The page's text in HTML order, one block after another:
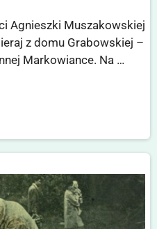
Agnieszki Muszakowskiej
z domu Grabowskiej –
Markowiance. Na …